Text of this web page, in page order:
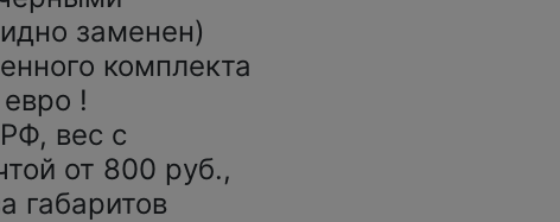
заменен)
комплекта
!
вес с
от 800 руб.,
габаритов